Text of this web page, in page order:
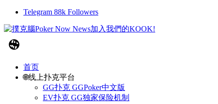
Telegram 88k Followers
首页
🌐线上扑克平台
GG扑克 GGPoker中文版
EV扑克 GG独家保险机制